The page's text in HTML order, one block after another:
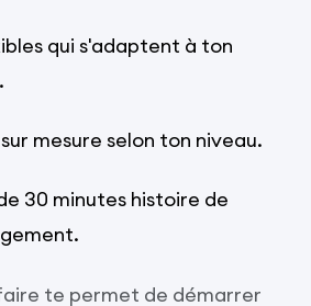
qui s'adaptent à ton
mesure selon ton niveau.
30 minutes histoire de
te permet de démarrer